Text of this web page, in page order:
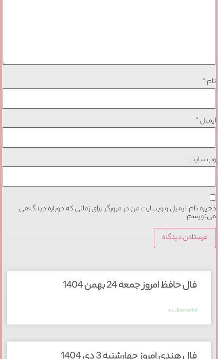
نام *
ایمیل*
وب‌ سایت
ذخیره نام، ایمیل و وبسایت من در مرورگر برای زمانی که دوباره دیدگاهی
می‌نویسم.
فال حافظ امروز جمعه 24 بهمن 1404
ادامه مطلب »